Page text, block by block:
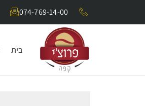
074-769-14-00
בית